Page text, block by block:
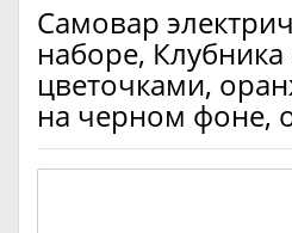
Самовар
наборе,
цветочками,
на черном фоне,